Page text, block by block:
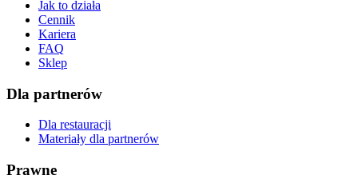
Jak to działa
Cennik
Kariera
FAQ
Sklep
Dla partnerów
Dla restauracji
Materiały dla partnerów
Prawne